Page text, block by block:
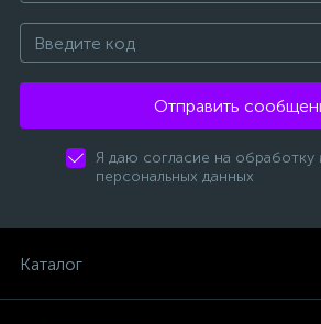
Отправить
Я даю согласие на обработку
персональных данных
Каталог